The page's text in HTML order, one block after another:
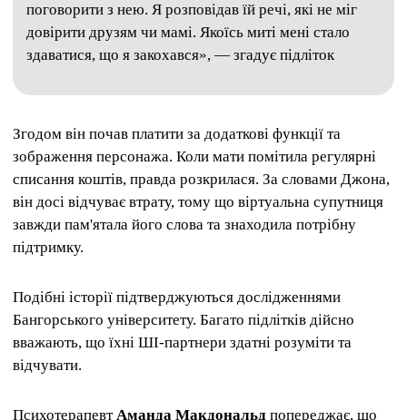
поговорити з нею. Я розповідав їй речі, які не міг
довірити друзям чи мамі. Якоїсь миті мені стало
здаватися, що я закохався», — згадує підліток
Згодом він почав платити за додаткові функції та
зображення персонажа. Коли мати помітила регулярні
списання коштів, правда розкрилася. За словами Джона,
він досі відчуває втрату, тому що віртуальна супутниця
завжди пам'ятала його слова та знаходила потрібну
підтримку.
Подібні історії підтверджуються дослідженнями
Бангорського університету. Багато підлітків дійсно
вважають, що їхні ШІ-партнери здатні розуміти та
відчувати.
ПсихотерапевтАманда Макдональд попереджає, що